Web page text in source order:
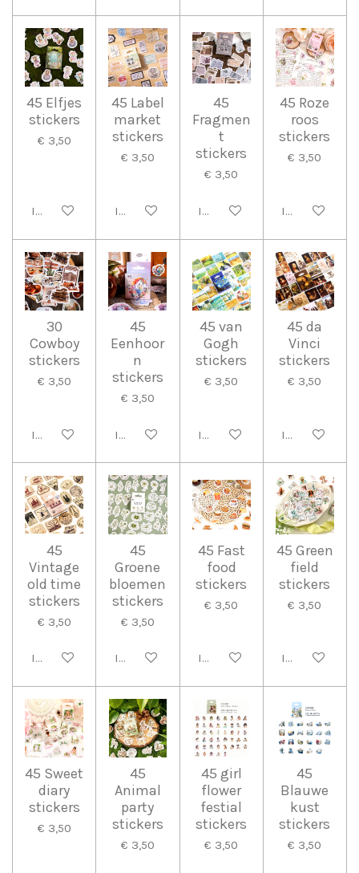
45 Elfjes
stickers
€ 3,50
In winkelwagen
45 Label
market
stickers
€ 3,50
In winkelwagen
45
Fragmen
t
stickers
€ 3,50
In winkelwagen
45 Roze
roos
stickers
€ 3,50
In
30
Cowboy
stickers
€ 3,50
In winkelwagen
45
Eenhoor
n
stickers
€ 3,50
In winkelwagen
45 van
Gogh
stickers
€ 3,50
In winkelwagen
45 da
Vinci
stickers
€ 3,50
In
45
Vintage
old time
stickers
€ 3,50
In winkelwagen
45
Groene
bloemen
stickers
€ 3,50
In winkelwagen
45 Fast
food
stickers
€ 3,50
In winkelwagen
45 Green
field
stickers
€ 3,50
In
45 Sweet
diary
stickers
€ 3,50
45
Animal
party
stickers
€ 3,50
45 girl
flower
festial
stickers
€ 3,50
45
Blauwe
kust
stickers
€ 3,50